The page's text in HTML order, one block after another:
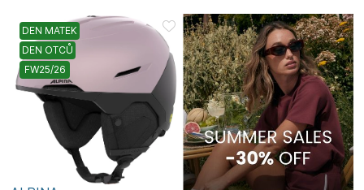
DEN MATEK
DEN OTCŮ
FW25/26